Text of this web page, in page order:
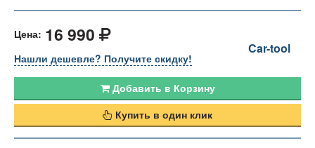
Цена: 16 990
Car-tool
Нашли дешевле? Получите скидку!
Добавить в Корзину
Купить в один клик